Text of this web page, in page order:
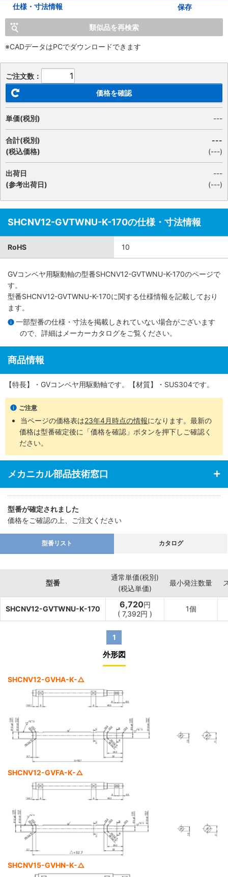
仕様・寸法情報 保存
類似品を再検索
※CADデータはPCでダウンロードできます
ご注文数：
価格を確認
単価(税別) ---
合計(税別)
(税込価格)
---
(---)
出荷日
(参考出荷日)
---
(---)
SHCNV12-GVTWNU-K-170の仕様・寸法情報
RoHS 10
GVコンベヤ用駆動軸の型番SHCNV12-GVTWNU-K-170のページで
す。
型番SHCNV12-GVTWNU-K-170に関する仕様情報を記載しており
ます。
一部型番の仕様・寸法を掲載しきれていない場合がございます
ので、詳細は メーカーカタログをご覧ください。
商品情報
【特長】・GVコンベヤ用駆動軸です。【材質】・SUS304です。
ご注意
当ページの価格表は23年4月時点の情報になります。最新の
価格は型番確定後に「価格を確認」ボタンを押下しご確認く
ださい。
メカニカル部品技術窓口
型番が確定されました
価格をご確認の上、ご注文ください
型番リスト カタログ
型番
通常単価(税別)
(税込単価)
最小発注数量
SHCNV12-GVTWNU-K-170 6,720円
( 7,392円 )
1個
1
外形図
SHCNV12-GVHA-K-△
SHCNV12-GVFA-K-△
SHCNV15-GVHN-K-△